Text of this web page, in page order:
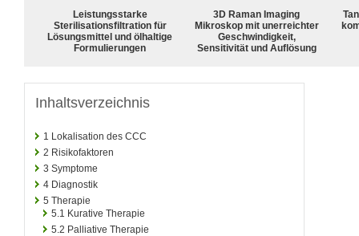
Leistungsstarke
Sterilisationsfiltration für
Lösungsmittel und ölhaltige
Formulierungen
3D Raman Imaging
Mikroskop mit unerreichter
Geschwindigkeit,
Sensitivität und Auflösung
Inhaltsverzeichnis
1 Lokalisation des CCC
2 Risikofaktoren
3 Symptome
4 Diagnostik
5 Therapie
5.1 Kurative Therapie
5.2 Palliative Therapie